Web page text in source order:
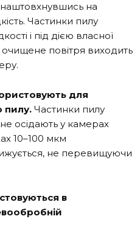
наштовхнувшись на
Частинки пилу
і під дією власної
очищене повітря виходить
для
пилу. Частинки пилу
осідають у камерах
10–100 мкм
не перевищуючи
в